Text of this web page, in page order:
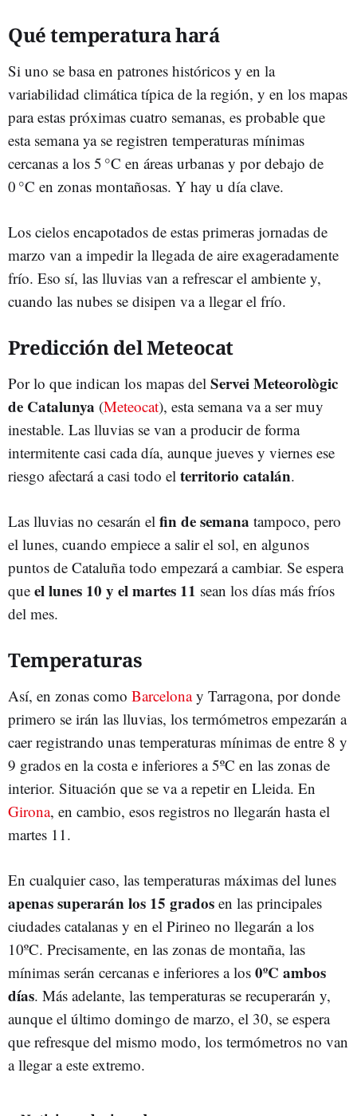
Qué temperatura hará
Si uno se basa en patrones históricos y en la
variabilidad climática típica de la región, y en los mapas
para estas próximas cuatro semanas, es probable que
esta semana ya se registren temperaturas mínimas
cercanas a los 5 °C en áreas urbanas y por debajo de
0 °C en zonas montañosas. Y hay u día clave.
Los cielos encapotados de estas primeras jornadas de
marzo van a impedir la llegada de aire exageradamente
frío. Eso sí, las lluvias van a refrescar el ambiente y,
cuando las nubes se disipen va a llegar el frío.
Predicción del Meteocat
Por lo que indican los mapas del Servei Meteorològic
de Catalunya (Meteocat), esta semana va a ser muy
inestable. Las lluvias se van a producir de forma
intermitente casi cada día, aunque jueves y viernes ese
riesgo afectará a casi todo el territorio catalán.
Las lluvias no cesarán el fin de semana tampoco, pero
el lunes, cuando empiece a salir el sol, en algunos
puntos de Cataluña todo empezará a cambiar. Se espera
que el lunes 10 y el martes 11 sean los días más fríos
del mes.
Temperaturas
Así, en zonas como Barcelonay Tarragona, por donde
primero se irán las lluvias, los termómetros empezarán a
caer registrando unas temperaturas mínimas de entre 8 y
9 grados en la costa e inferiores a 5ºC en las zonas de
interior. Situación que se va a repetir en Lleida. En
Girona, en cambio, esos registros no llegarán hasta el
martes 11.
En cualquier caso, las temperaturas máximas del lunes
apenas superarán los 15 grados en las principales
ciudades catalanas y en el Pirineo no llegarán a los
10ºC. Precisamente, en las zonas de montaña, las
mínimas serán cercanas e inferiores a los 0ºC ambos
días. Más adelante, las temperaturas se recuperarán y,
aunque el último domingo de marzo, el 30, se espera
que refresque del mismo modo, los termómetros no van
a llegar a este extremo.